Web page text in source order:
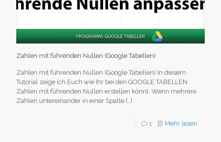
Zahlen mit führenden Nullen (Google Tabellen)
Zahlen mit führenden Nullen (Google Tabellen) In diesem
Tutorial zeige ich Euch wie Ihr bei den GOOGLE TABELLEN
Zahlen mit führenden Nullen erstellen könnt. Wenn mehrere
Zahlen untereinander in einer Spalte […]
1 Mehr lesen